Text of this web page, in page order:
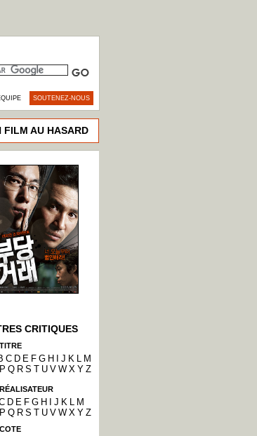
SOUTENEZ-NOUS
FILM AU HASARD
CRITIQUES
C D E F G H J K L M
P Q R S T U V W X Y Z
D E F G H J K L M
P Q R S T U V W X Y Z